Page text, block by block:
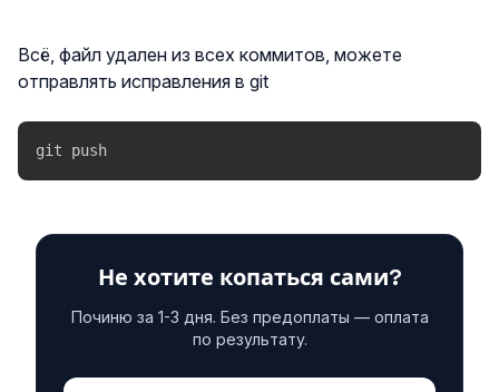
Всё, файл удален из всех коммитов, можете
отправлять исправления в git
git push
Не хотите копаться сами?
Починю за 1-3 дня. Без предоплаты — оплата
по результату.